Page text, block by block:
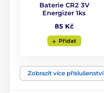
Baterie CR2 3V
Energizer 1ks
85 Kč
Přidat
Zobrazit více příslušenství